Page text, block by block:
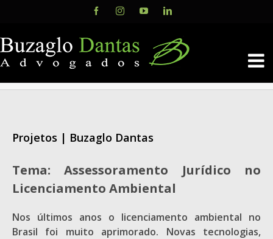
content
FacebookInstagramYouTubeLinkedIn
Projetos | Buzaglo Dantas
Tema: Assessoramento Jurídico no
Licenciamento Ambiental
Nos últimos anos o licenciamento ambiental no
Brasil foi muito aprimorado. Novas tecnologias,